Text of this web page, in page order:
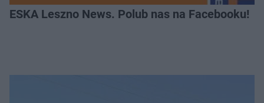
ESKA Leszno News. Polub nas na Facebooku!